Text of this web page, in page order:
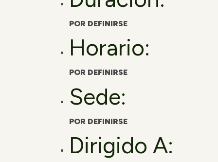
POR DEFINIRSE
Horario:
POR DEFINIRSE
Sede:
POR DEFINIRSE
Dirigido A: